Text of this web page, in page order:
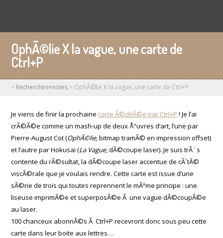
OphÃ©lie X la vague, une carte de
Ctrl+P
> Recherches+notes > OphÃ©lie X la vague, une carte de Ctrl+P
Je viens de finir la prochaine carte Ã©ditÃ©e par Ctrl+P ! Je l’ai
crÃ©Ã©e comme un mash-up de deux Å“uvres d’art, l’une par
Pierre-August Cot (OphÃ©lie, bitmap tramÃ© en impression offset)
et l’autre par Hokusai (La Vague, dÃ©coupe laser). Je suis trÃ¨s
contente du rÃ©sultat, la dÃ©coupe laser accentue de cÃ´tÃ©
viscÃ©rale que je voulais rendre. Cette carte est issue d’une
sÃ©rie de trois qui toutes reprennent le mÃªme principe : une
liseuse imprimÃ©e et superposÃ©e Ã une vague dÃ©coupÃ©e
au laser.
100 chanceux abonnÃ©s Ã Ctrl+P recevront donc sous peu cette
carte dans leur boite aux lettres…